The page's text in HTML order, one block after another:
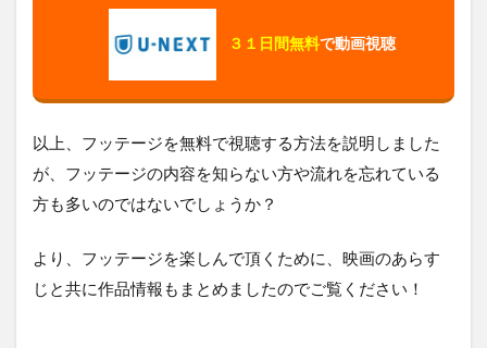
３１日間無料で動画視聴
以上、フッテージを無料で視聴する方法を説明しました
が、フッテージの内容を知らない方や流れを忘れている
方も多いのではないでしょうか？
より、フッテージを楽しんで頂くために、映画のあらす
じと共に作品情報もまとめましたのでご覧ください！